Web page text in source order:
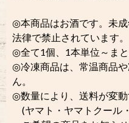
◎本商品はお酒です。未
法律で禁止されています。
◎全て1個、1本単位～ま
◎冷凍商品は、常温商品
ん。
◎数量により、送料が変動
(ヤマト・ヤマトクール